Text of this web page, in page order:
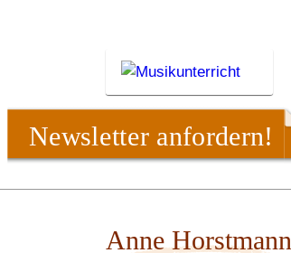
Newsletter anfordern!
Anne Horstmann